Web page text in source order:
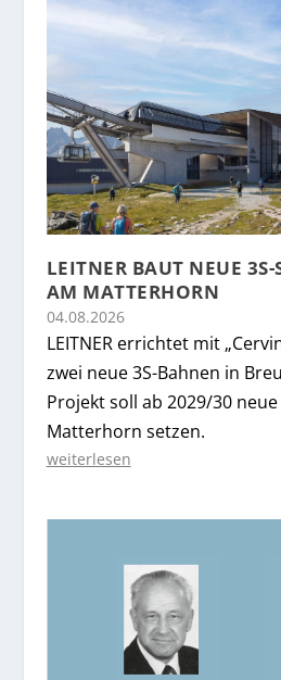
LEITNER BAUT NEUE
AM MATTERHORN
04.08.2026
LEITNER errichtet mit
zwei neue 3S-Bahnen in
Projekt soll ab 2029/30
Matterhorn setzen.
weiterlesen